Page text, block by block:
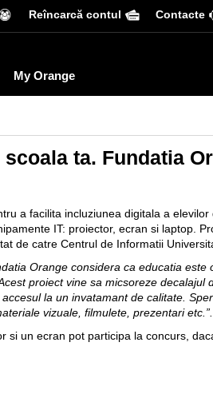
Reîncarcă contul Сontacte
My Orange
ta. Fundatia
a facilita incluziunea digitala a
IT: proiector, ecran si laptop.
de catre Centrul de Informatii
Orange considera ca educatia
proiect vine sa micsoreze decalajul
la un invatamant de calitate.
vizuale, filmulete, prezentari etc.”.
un ecran pot participa la concurs,